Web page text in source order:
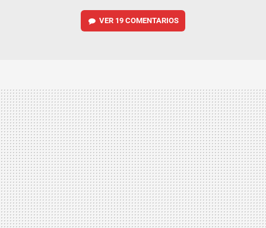
VER 19 COMENTARIOS